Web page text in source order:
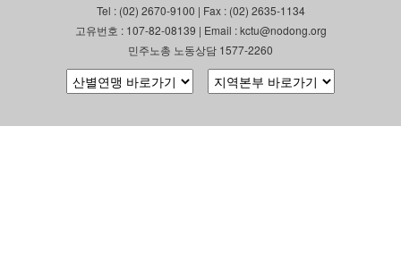
Tel : (02) 2670-9100 | Fax : (02) 2635-1134
고유번호 : 107-82-08139 | Email : kctu@nodong.org
민주노총 노동상담 1577-2260